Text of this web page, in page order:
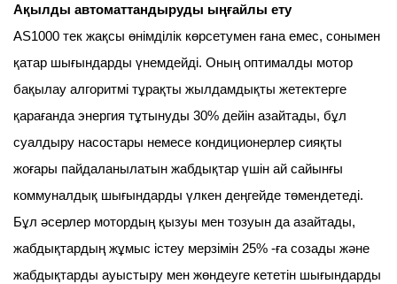
Ақылды автоматтандыруды ыңғайлы ету
AS1000 тек жақсы өнімділік көрсетумен ғана емес, сонымен
қатар шығындарды үнемдейді. Оның оптималды мотор
бақылау алгоритмі тұрақты жылдамдықты жетектерге
қарағанда энергия тұтынуды 30% дейін азайтады, бұл
суалдыру насостары немесе кондиционерлер сияқты
жоғары пайдаланылатын жабдықтар үшін ай сайынғы
коммуналдық шығындарды үлкен деңгейде төмендетеді.
Бұл әсерлер мотордың қызуы мен тозуын да азайтады,
жабдықтардың жұмыс істеу мерзімін 25% -ға созады және
жабдықтарды ауыстыру мен жөндеуге кететін шығындарды